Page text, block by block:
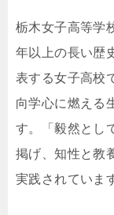
栃木女子高等学
年以上の長い歴
表する女子高校
向学心に燃える
す。「毅然とし
掲げ、知性と教
実践されていま